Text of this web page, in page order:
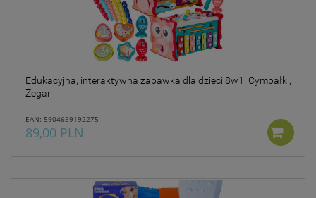
Edukacyjna, interaktywna zabawka dla dzieci 8w1, Cymbałki,
Zegar
EAN: 5904659192275
89,00 PLN